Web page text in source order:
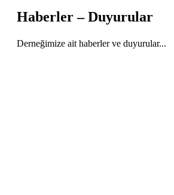
Haberler – Duyurular
Derneğimize ait haberler ve duyurular...